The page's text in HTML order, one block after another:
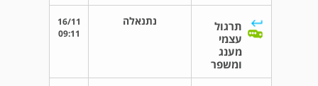
תרגול
עצמי
מענג
ומשפר
נתנאלה
16/11
09:11